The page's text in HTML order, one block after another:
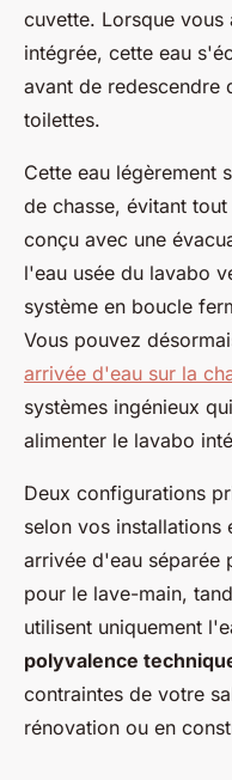
cuvette. Lorsque
intégrée, cette eau
avant de redescendre
toilettes.
Cette eau légèrement
de chasse, évitant
conçu avec une
l'eau usée du lavabo
système en boucle
Vous pouvez
arrivée d'eau sur la
systèmes ingénieux
alimenter le lavabo
Deux configurations
selon vos installations
arrivée d'eau séparée
pour le lave-main,
utilisent uniquement
polyvalence
contraintes de votre
rénovation ou en